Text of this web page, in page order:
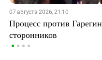
07 августа 2026, 21:10
Процесс против
сторонников